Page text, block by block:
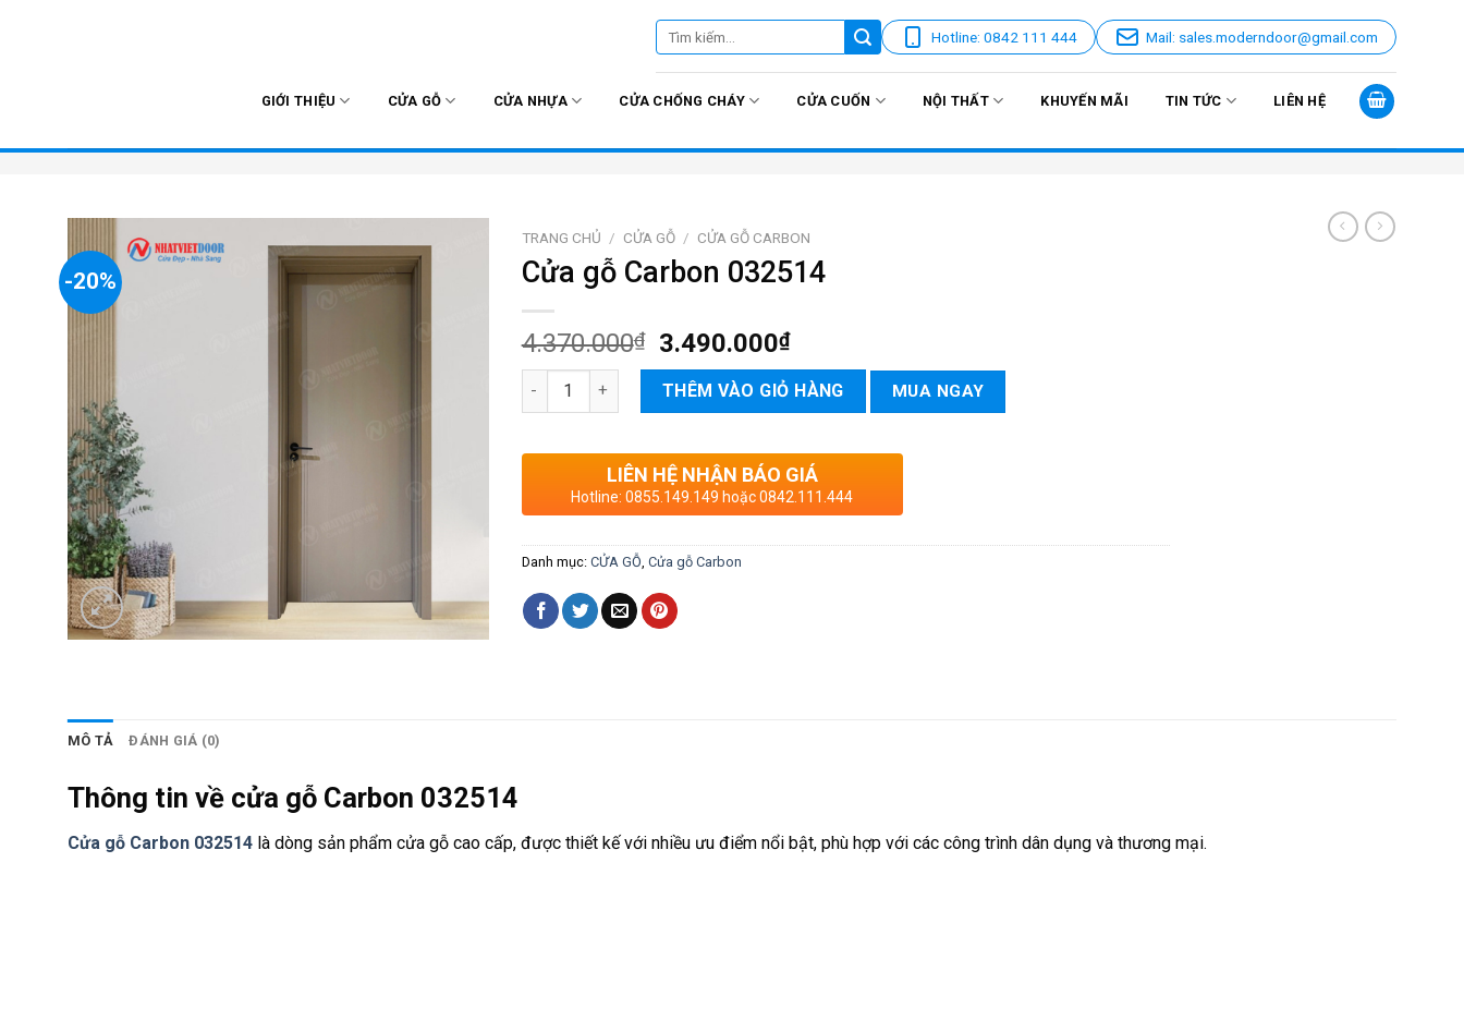
Tìm
kiếm:
Hotline: 0842 111 444 Mail: sales.moderndoor@gmail.com
GIỚI THIỆU CỬA GỖ CỬA NHỰA CỬA CHỐNG CHÁY CỬA CUỐN NỘI THẤT KHUYẾN MÃI TIN TỨC LIÊN HỆ
-20%
TRANG CHỦ / CỬA GỖ / CỬA GỖ CARBON
Cửa gỗ Carbon 032514
4.370.000₫ 3.490.000₫
Cửa gỗ Carbon 032514 số lượngTHÊM VÀO GIỎ HÀNG MUA NGAY
LIÊN HỆ NHẬN BÁO GIÁ
Hotline: 0855.149.149 hoặc 0842.111.444
Danh mục: CỬA GỖ Cửa gỗ Carbon
MÔ TẢ ĐÁNH GIÁ (0)
Thông tin về cửa gỗ Carbon 032514
Cửa gỗ Carbon 032514 là dòng sản phẩm cửa gỗ cao cấp, được thiết kế với nhiều ưu điểm nổi bật, phù hợp với các công trình dân dụng và thương mại.